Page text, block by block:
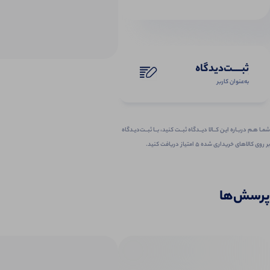
ثبـــــت‌دیدگاه
به‌عنوان کاربر
شمـا هـم دربـاره ایـن کــالا دیــدگاه ثبــت کنید، بــا ثبــت‌دیـدگاه
بر روی کالاهای خریداری شده ۵ امتیاز دریافت کنید.
پرسش‌ها